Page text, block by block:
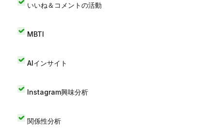
いいね＆コメントの活動
MBTI
AIインサイト
Instagram興味分析
関係性分析